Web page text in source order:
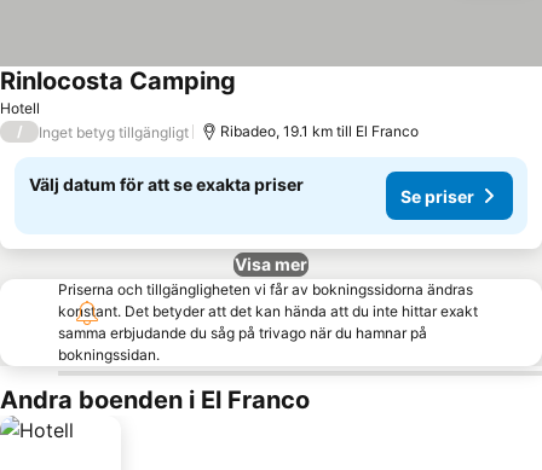
Hotell
Rinlocosta Camping
/ Inget betyg tillgängligt Ribadeo, 19.1 km till El Franco
Välj datum för att se exakta priser
Se priser
Visa mer
Priserna och tillgängligheten vi får av bokningssidorna ändras
konstant. Det betyder att det kan hända att du inte hittar exakt
samma erbjudande du såg på trivago när du hamnar på
bokningssidan.
Andra boenden i El Franco